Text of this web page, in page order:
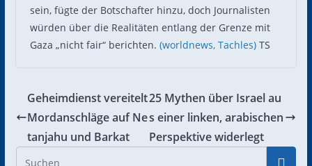
sein, fügte der Botschafter hinzu, doch Journalisten
würden über die Realitäten entlang der Grenze mit
Gaza „nicht fair“ berichten. (worldnews, Tachles) TS
Geheimdienst vereitelt
Mordanschläge auf Ne
tanjahu und Barkat
25 Mythen über Israel au
s einer linken, arabischen
Perspektive widerlegt